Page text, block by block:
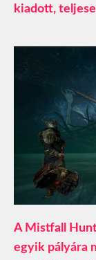
kiadott,
A Mistfall
egyik pályára